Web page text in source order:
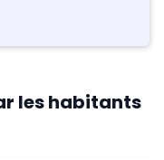
les habitants